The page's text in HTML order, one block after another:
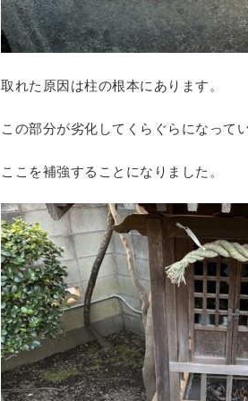
取れた原因は柱の根本にあります。
この部分が劣化してくらぐらになって
ここを補強することになりました。